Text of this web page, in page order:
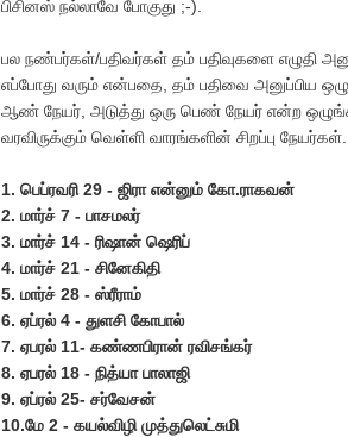
பிசினஸ் நல்லாவே போகுது ;-).
பல நண்பர்கள்/பதிவர்கள் தம் பதிவுகளை எழுதி
எப்போது வரும் என்பதை, தம் பதிவை அனுப்பிய
ஆண் நேயர், அடுத்து ஒரு பெண் நேயர் என்ற
வரவிருக்கும் வெள்ளி வாரங்களின் சிறப்பு நேயர்கள்.
1. பெப்ரவரி 29 - ஜிரா என்னும் கோ.ராகவன்
2. மார்ச் 7 - பாசமலர்
3. மார்ச் 14 - ரிஷான் ஷெரிப்
4. மார்ச் 21 - சினேகிதி
5. மார்ச் 28 - ஸ்ரீராம்
6. ஏப்ரல் 4 - துளசி கோபால்
7. ஏபரல் 11- கண்ணபிரான் ரவிசங்கர்
8. ஏபரல் 18 - நித்யா பாலாஜி
9. ஏப்ரல் 25- சர்வேசன்
10.மே 2 - கயல்விழி முத்துலெட்சுமி